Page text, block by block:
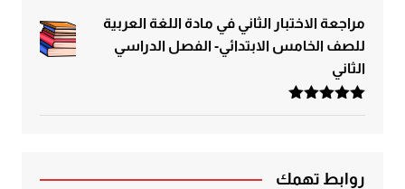
مراجعة الاختبار الثاني في مادة اللغة العربية
للصف الخامس الابتدائي- الفصل الدراسي
الثاني
تم التقييم
روابط تهمك